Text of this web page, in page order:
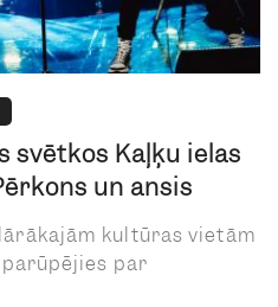
svētkos Kaļķu ielas
un ansis
kultūras vietām
par